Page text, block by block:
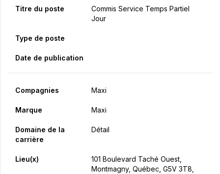
Titre du poste
Commis Service Temps Partiel
Jour
Type de poste
Date de publication
Compagnies Maxi
Marque Maxi
Domaine de la
carrière
Détail
Lieu(x)
101 Boulevard Taché Ouest,
Montmagny, Québec, G5V 3T8,